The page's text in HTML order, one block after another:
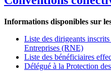
Informations disponibles sur
Liste des dirigeants
Entreprises (RNE)
Liste des bénéficiaires
Délégué à la Protection